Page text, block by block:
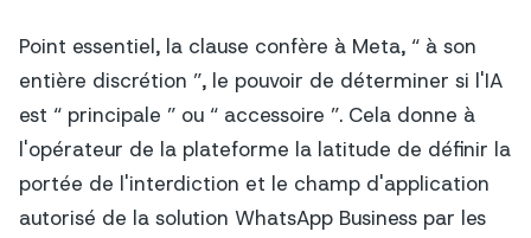
Point essentiel, la clause confère à Meta, “ à son
entière discrétion ”, le pouvoir de déterminer si l'IA
est “ principale ” ou “ accessoire ”. Cela donne à
l'opérateur de la plateforme la latitude de définir la
portée de l'interdiction et le champ d'application
autorisé de la solution WhatsApp Business par les